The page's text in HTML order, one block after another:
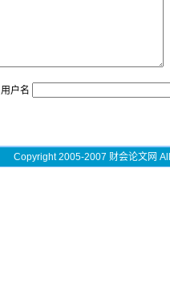
用户名
Copyright 2005-2007 财会论文网